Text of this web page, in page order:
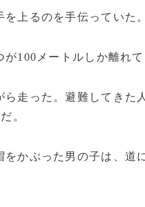
上るのを手伝っていた。
100メートルしか離れ
走った。避難してきた
。
かぶった男の子は、道